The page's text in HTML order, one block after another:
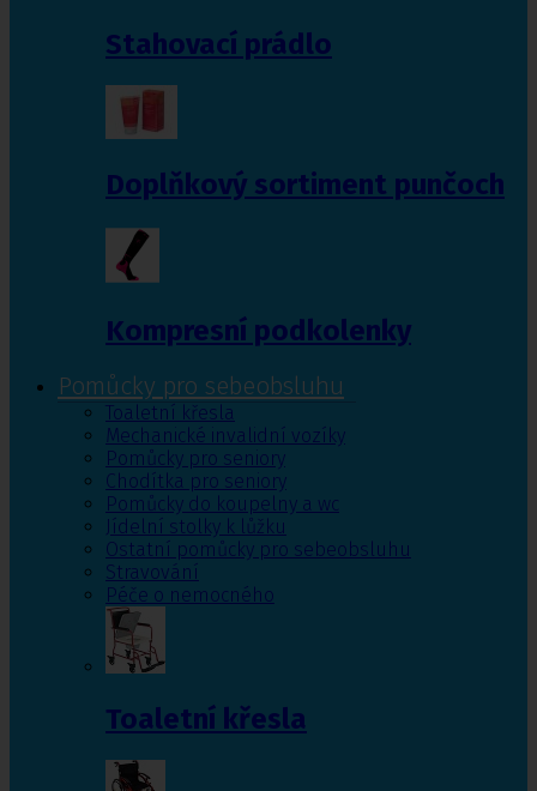
Stahovací prádlo
Doplňkový sortiment punčoch
Kompresní podkolenky
Pomůcky pro sebeobsluhu
Toaletní křesla
Mechanické invalidní vozíky
Pomůcky pro seniory
Chodítka pro seniory
Pomůcky do koupelny a wc
Jídelní stolky k lůžku
Ostatní pomůcky pro sebeobsluhu
Stravování
Péče o nemocného
Toaletní křesla